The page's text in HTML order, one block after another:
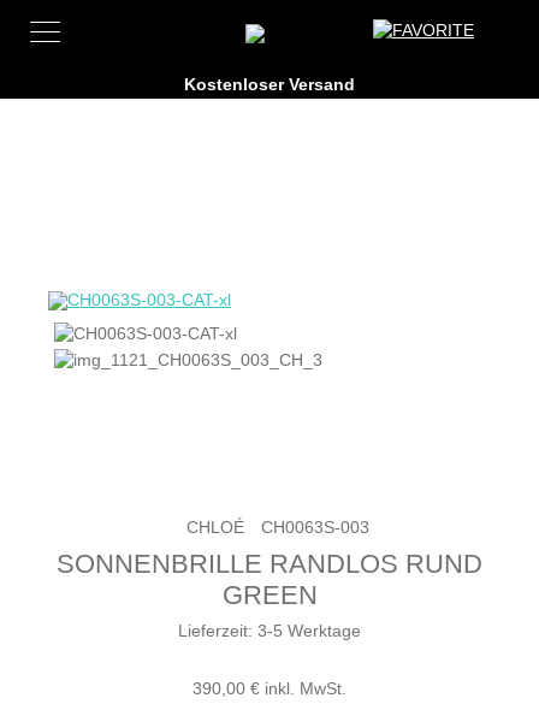
CH0063S-003
CHLOÉ
SONNENBRILLE RANDLOS RUND
GREEN
Lieferzeit: 3-5 Werktage
390,00 € inkl. MwSt.